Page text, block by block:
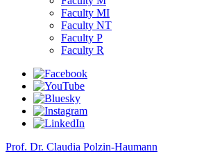
Faculty MI
Faculty NT
Faculty P
Faculty R
Prof. Dr. Claudia Polzin-Haumann